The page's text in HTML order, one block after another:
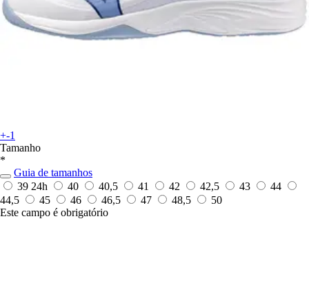
+-1
Tamanho
*
Guia de tamanhos
39 24h 40 40,5 41 42 42,5 43
44
44,5
45 46 46,5 47 48,5
50
Este campo é obrigatório